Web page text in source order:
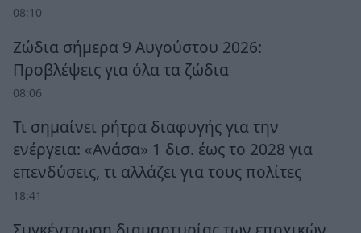
08:10
Ζώδια σήμερα 9 Αυγούστου 2026:
Προβλέψεις για όλα τα ζώδια
08:06
Τι σημαίνει ρήτρα διαφυγής για την
ενέργεια: «Ανάσα» 1 δισ. έως το 2028 για
επενδύσεις, τι αλλάζει για τους πολίτες
18:41